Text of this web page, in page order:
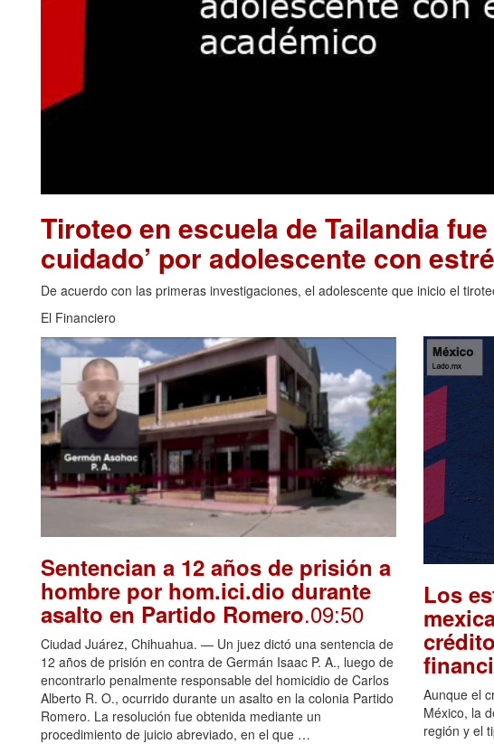
Tiroteo en escuela de Tailandia fue
cuidado’ por adolescente con
De acuerdo con las primeras investigaciones, el adolescente que inicio el
El Financiero
Sentencian a 12 años de prisión a
hombre por hom.ici.dio durante
asalto en Partido Romero.09:50
Ciudad Juárez, Chihuahua. — Un juez dictó una sentencia de
12 años de prisión en contra de Germán Isaac P. A., luego de
encontrarlo penalmente responsable del homicidio de Carlos
Alberto R. O., ocurrido durante un asalto en la colonia Partido
Romero. La resolución fue obtenida mediante un
procedimiento de juicio abreviado, en el que …
Los
Aunque el
México, la
región y el